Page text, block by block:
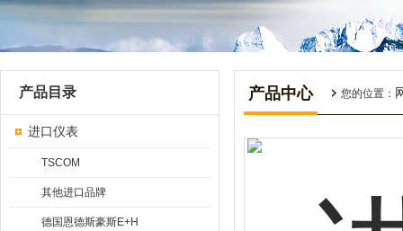
产品目录
进口仪表
TSCOM
其他进口品牌
德国恩德斯豪斯E+H
产品中心 您的位置：